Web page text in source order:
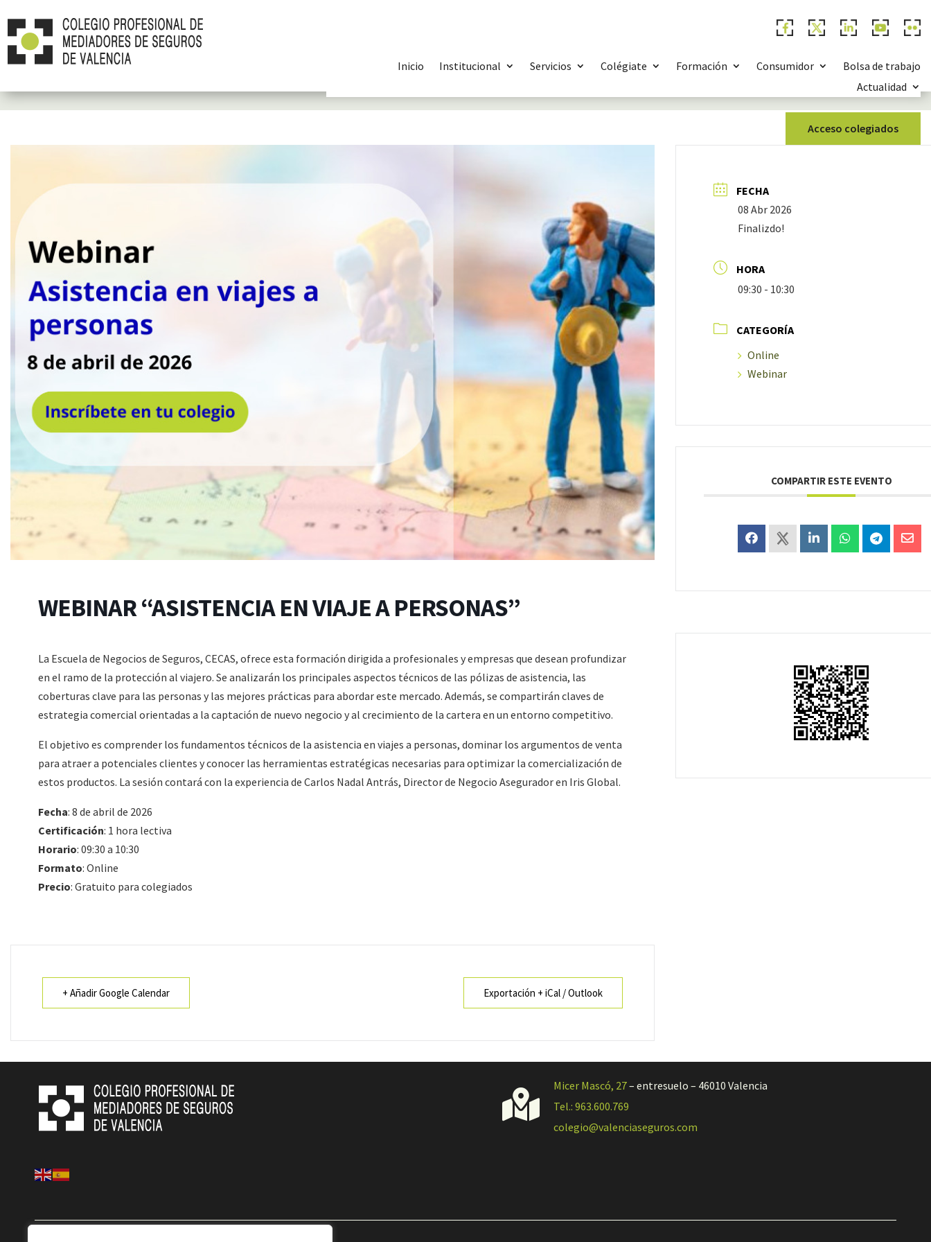
Inicio Institucional Servicios Colégiate Formación Consumidor
Bolsa de trabajo
Actualidad
Acceso colegiados
WEBINAR “ASISTENCIA EN VIAJE A PERSONAS”
La Escuela de Negocios de Seguros, CECAS, ofrece esta formación dirigida a profesionales y empresas que desean profundizar
en el ramo de la protección al viajero. Se analizarán los principales aspectos técnicos de las pólizas de asistencia, las
coberturas clave para las personas y las mejores prácticas para abordar este mercado. Además, se compartirán claves de
estrategia comercial orientadas a la captación de nuevo negocio y al crecimiento de la cartera en un entorno competitivo.
El objetivo es comprender los fundamentos técnicos de la asistencia en viajes a personas, dominar los argumentos de venta
para atraer a potenciales clientes y conocer las herramientas estratégicas necesarias para optimizar la comercialización de
estos productos. La sesión contará con la experiencia de Carlos Nadal Antrás, Director de Negocio Asegurador en Iris Global.
Fecha: 8 de abril de 2026
Certificación: 1 hora lectiva
Horario: 09:30 a 10:30
Formato: Online
Precio: Gratuito para colegiados
+ Añadir Google Calendar Exportación + iCal / Outlook
FECHA
08 Abr 2026
Finalizdo!
HORA
09:30 - 10:30
CATEGORÍA
Online
Webinar
COMPARTIR ESTE EVENTO

Micer Mascó, 27– entresuelo – 46010 Valencia
Tel.: 963.600.769
colegio@valenciaseguros.com